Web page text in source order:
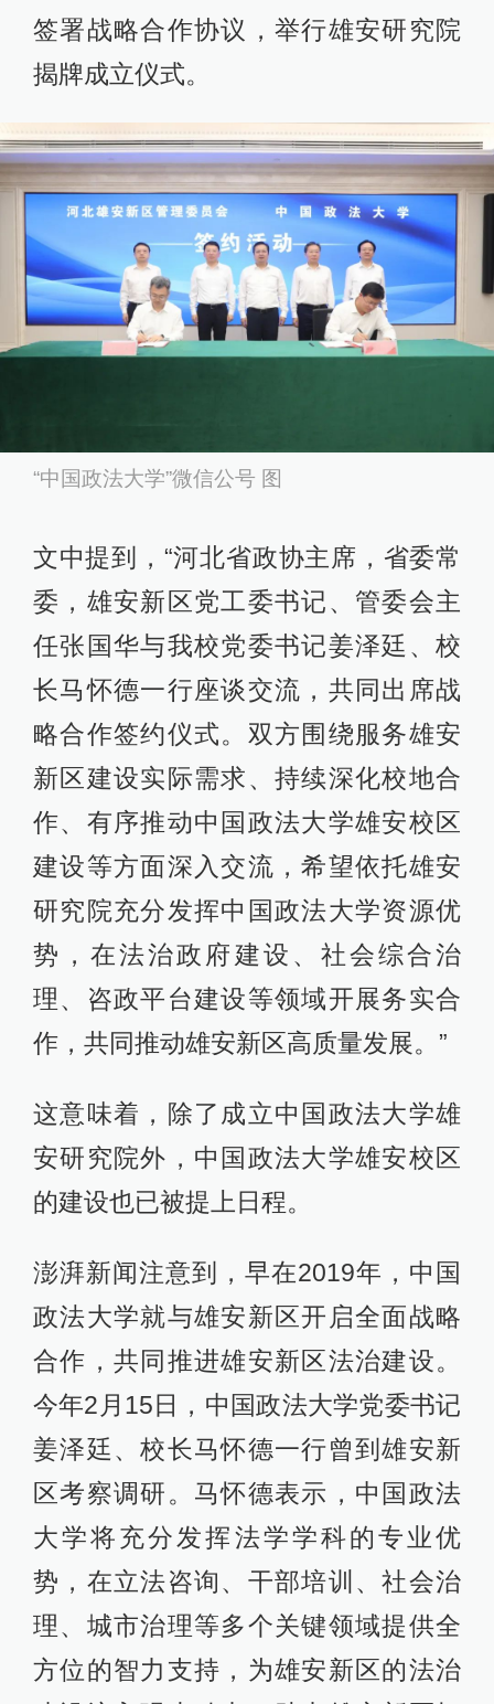
签署战略合作协议，举行雄安研究院
揭牌成立仪式。
“中国政法大学”微信公号 图
文中提到，“河北省政协主席，省委常
委，雄安新区党工委书记、管委会主
任张国华与我校党委书记姜泽廷、校
长马怀德一行座谈交流，共同出席战
略合作签约仪式。双方围绕服务雄安
新区建设实际需求、持续深化校地合
作、有序推动中国政法大学雄安校区
建设等方面深入交流，希望依托雄安
研究院充分发挥中国政法大学资源优
势，在法治政府建设、社会综合治
理、咨政平台建设等领域开展务实合
作，共同推动雄安新区高质量发展。”
这意味着，除了成立中国政法大学雄
安研究院外，中国政法大学雄安校区
的建设也已被提上日程。
澎湃新闻注意到，早在2019年，中国
政法大学就与雄安新区开启全面战略
合作，共同推进雄安新区法治建设。
今年2月15日，中国政法大学党委书记
姜泽廷、校长马怀德一行曾到雄安新
区考察调研。马怀德表示，中国政法
大学将充分发挥法学学科的专业优
势，在立法咨询、干部培训、社会治
理、城市治理等多个关键领域提供全
方位的智力支持，为雄安新区的法治